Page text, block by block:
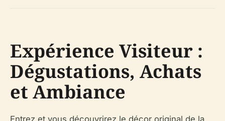
Expérience Visiteur :
Dégustations, Achats
et Ambiance